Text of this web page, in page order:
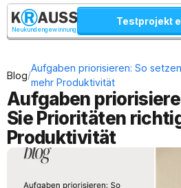
Neukundengewinnung
Testprojekt
Blog/
Aufgaben priorisieren: So
mehr Produktivität
Aufgaben
Sie Prioritäten
Produktivität